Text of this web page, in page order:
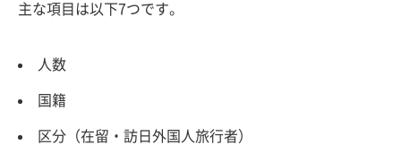
主な項目は以下7つです。
人数
国籍
区分（在留・訪日外国人旅行者）